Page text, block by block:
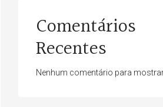
Comentários
Recentes
Nenhum comentário para